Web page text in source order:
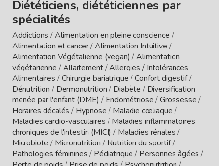
Diététiciens, diététiciennes par
spécialités
Addictions /Alimentation en pleine conscience /
Alimentation et cancer/Alimentation Intuitive /
Alimentation Végétalienne (vegan) /Alimentation
végétarienne /Allaitement/Allergies / Intolérances
Alimentaires /Chirurgie bariatrique /Confort digestif/
Dénutrition / Dermonutrition / Diabète / Diversification
menée par l'enfant (DME) / Endométriose /Grossesse /
Horaires décalés / Hypnose / Maladie cœliaque /
Maladies cardio-vasculaires / Maladies inflammatoires
chroniques de l'intestin (MICI) / Maladies rénales /
Microbiote / Micronutrition / Nutrition du sportif/
Pathologies féminines / Pédiatrique / Personnes âgées /